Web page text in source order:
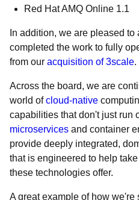
Red Hat AMQ Online 1.1
In addition, we are pleased
completed the work to fully
from our acquisition of 3scale.
Across the board, we are
world ofcloud-native
capabilities that don't just run
microservices and container
provide deeply integrated,
that is engineered to help
these technologies offer.
A great example of how we're